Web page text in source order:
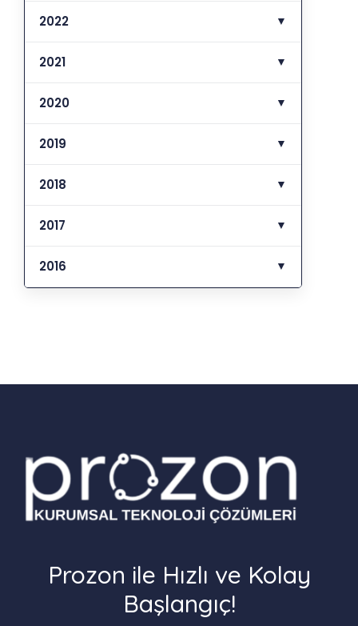
2022 ▼
2021 ▼
2020 ▼
2019 ▼
2018 ▼
2017 ▼
2016 ▼
Prozon ile Hızlı ve Kolay
Başlangıç!